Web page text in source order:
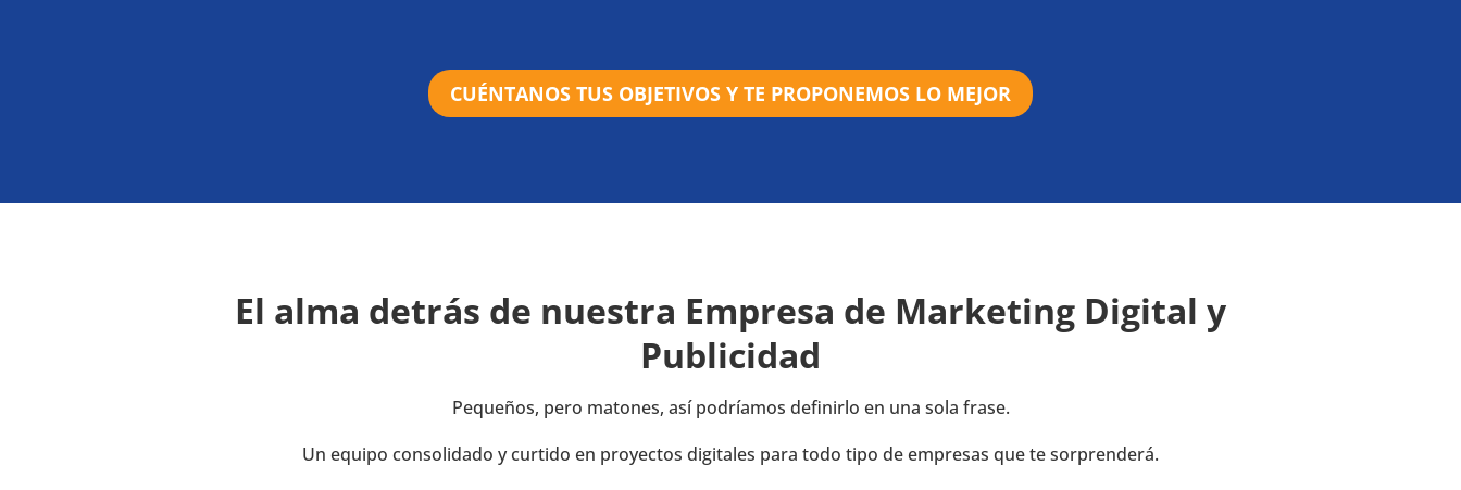
CUÉNTANOS TUS OBJETIVOS Y TE PROPONEMOS LO MEJOR
El alma detrás de nuestra Empresa de Marketing Digital y
Publicidad
Pequeños, pero matones, así podríamos definirlo en una sola frase.
Un equipo consolidado y curtido en proyectos digitales para todo tipo de empresas que te sorprenderá.